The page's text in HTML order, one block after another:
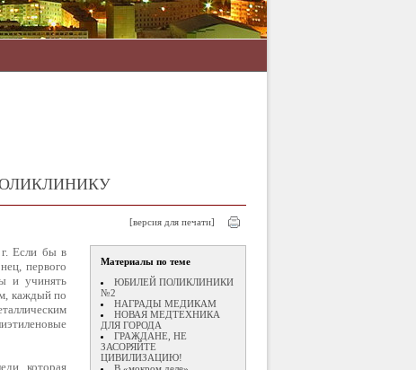
[версия для печати]
Материалы по теме
ЮБИЛЕЙ ПОЛИКЛИНИКИ
№2
НАГРАДЫ МЕДИКАМ
НОВАЯ МЕДТЕХНИКА
ДЛЯ ГОРОДА
ГРАЖДАНЕ, НЕ
ЗАСОРЯЙТЕ
ЦИВИЛИЗАЦИЮ!
Если бы в
первого
и учинять
каждый по
которая